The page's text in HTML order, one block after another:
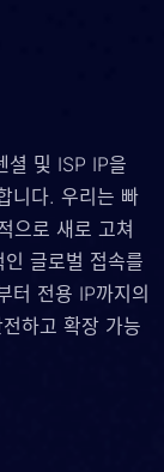
셜 및 ISP IP을
니다. 우리는 빠
으로 새로 고쳐
글로벌 접속를
터 전용 IP까지의
하고 확장 가능